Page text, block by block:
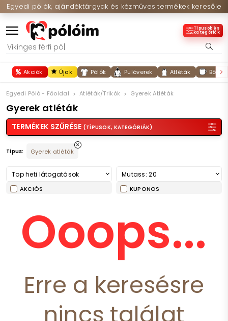
Egyedi pólók, ajándéktárgyak és kézműves termékek keresője
Típusok és
kategóriák
Akciók Újak Pólók Pulóverek Atléták
Egyedi Póló - Főoldal Atléták/trikók Gyerek Atléták
Gyerek atléták
TERMÉKEK SZŰRÉSE (TÍPUSOK, KATEGÓRIÁK)
Típus: Gyerek atléták
Top heti látogatások Mutass: 20
AKCIÓS KUPONOS
Ooops...
Erre a keresésre